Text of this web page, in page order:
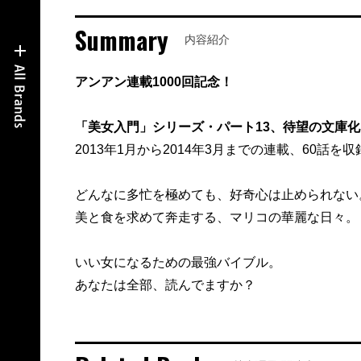
Summary 内容紹介
アンアン連載1000回記念！
「美女入門」シリーズ・パート13、待望の文庫化
2013年1月から2014年3月までの連載、60話を収
どんなに多忙を極めても、好奇心は止められない
美と食を求めて奔走する、マリコの華麗な日々。
いい女になるための最強バイブル。
あなたは全部、読んでますか？